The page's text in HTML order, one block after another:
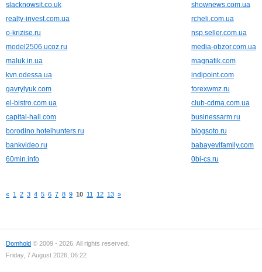
slacknowsit.co.uk
shownews.com.ua
realty-invest.com.ua
rcheli.com.ua
o-krizise.ru
nsp.seller.com.ua
model2506.ucoz.ru
media-obzor.com.ua
maluk.in.ua
magnatik.com
kvn.odessa.ua
indipoint.com
gavrylyuk.com
forexwmz.ru
el-bistro.com.ua
club-cdma.com.ua
capital-hall.com
businessarm.ru
borodino.hotelhunters.ru
blogsoto.ru
bankvideo.ru
babayevifamily.com
60min.info
0bi-cs.ru
« 1 2 3 4 5 6 7 8 9 10 11 12 13 »
Domhold © 2009 - 2026. All rights reserved.
Friday, 7 August 2026, 06:22